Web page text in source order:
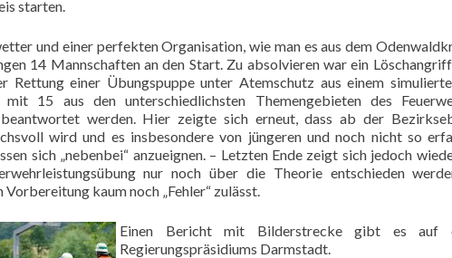
starten.
und einer perfekten Organisation, wie man es aus dem
14 Mannschaften an den Start. Zu absolvieren war ein
Rettung einer Übungspuppe unter Atemschutz aus einem
15 aus den unterschiedlichsten Themengebieten des
werden. Hier zeigte sich erneut, dass ab der
wird und es insbesondere von jüngeren und noch nicht so
sich „nebenbei“ anzueignen. – Letzten Ende zeigt sich jedoch
nur noch über die Theorie entschieden
kaum noch „Fehler“ zulässt.
Einen Bericht mit Bilderstrecke gibt es auf
Regierungspräsidiums Darmstadt.